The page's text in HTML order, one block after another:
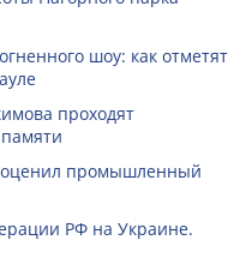
шоу: как отметят
проходят
промышленный
РФ на Украине.